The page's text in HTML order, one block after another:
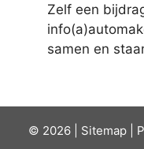
Zelf een
samen en
© 2026 | Sitemap|